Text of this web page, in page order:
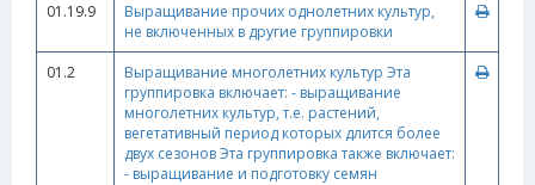
01.19.9
Выращивание прочих однолетних культур,
не включенных в другие группировки
01.2
Выращивание многолетних культур Эта
группировка включает: - выращивание
многолетних культур, т.е. растений,
вегетативный период которых длится более
двух сезонов Эта группировка также включает:
- выращивание и подготовку семян